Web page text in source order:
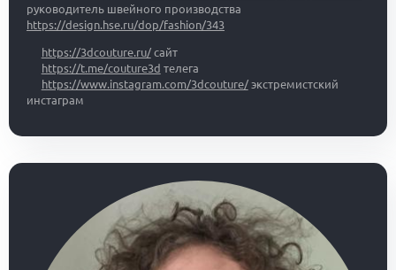
руководитель швейного производства
https://design.hse.ru/dop/fashion/343
https://3dcouture.ru/сайт
https://t.me/couture3d телега
https://www.instagram.com/3dcouture/экстремистский
инстаграм